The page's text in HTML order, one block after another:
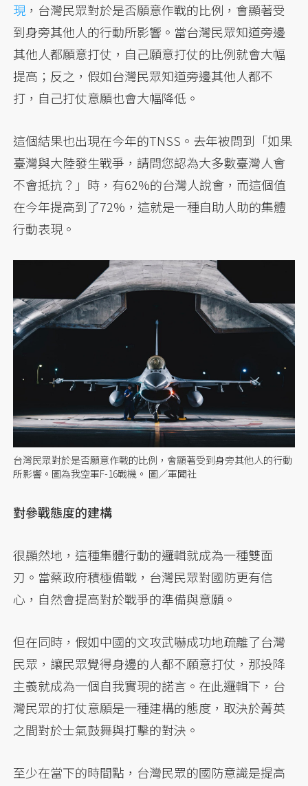
現 ，台灣民眾對於是否願意作戰的比例，會顯著受
到身旁其他人的行動所影響。當台灣民眾知道旁邊
其他人都願意打仗，自己願意打仗的比例就會大幅
提高；反之，假如台灣民眾知道旁邊其他人都不
打，自己打仗意願也會大幅降低。
這個結果也出現在今年的TNSS。去年被問到「如果
臺灣與大陸發生戰爭，請問您認為大多數臺灣人會
不會抵抗？」時，有62%的台灣人說會，而這個值
在今年提高到了72%，這就是一種自助人助的集體
行動表現。
台灣民眾對於是否願意作戰的比例，會顯著受到身旁其他人的行動
所影響。圖為我空軍F-16戰機。 圖／軍聞社
對參戰態度的建構
很顯然地，這種集體行動的邏輯就成為一種雙面
刃。當蔡政府積極備戰，台灣民眾對國防更有信
心，自然會提高對於戰爭的準備與意願。
但在同時，假如中國的文攻武嚇成功地疏離了台灣
民眾，讓民眾覺得身邊的人都不願意打仗，那投降
主義就成為一個自我實現的諾言。在此邏輯下，台
灣民眾的打仗意願是一種建構的態度，取決於菁英
之間對於士氣鼓舞與打擊的對決。
至少在當下的時間點，台灣民眾的國防意識是提高